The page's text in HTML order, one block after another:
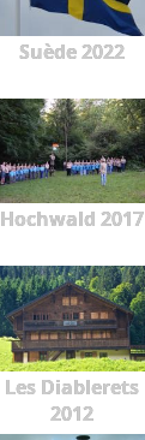
Suède 2022
Hochwald 2017
Les Diablerets
2012